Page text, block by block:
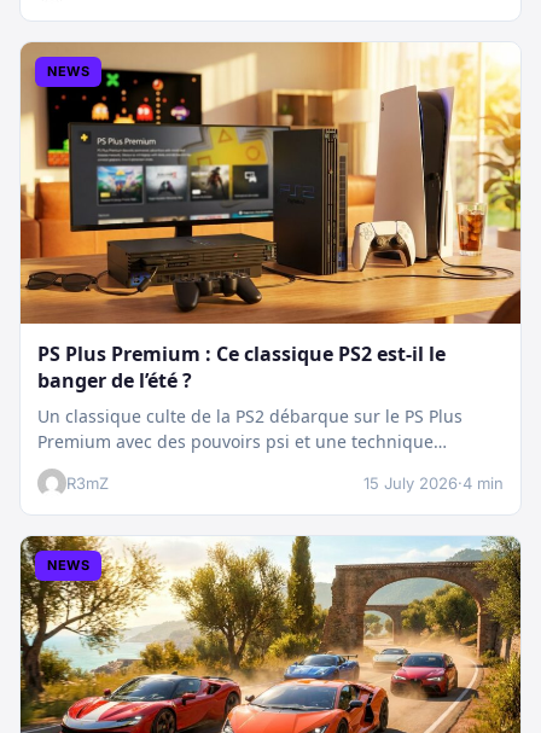
NEWS
PS Plus Premium : Ce classique PS2 est-il le
banger de l’été ?
Un classique culte de la PS2 débarque sur le PS Plus
Premium avec des pouvoirs psi et une technique
boostée.…
R3mZ 15 July 2026·4 min
NEWS